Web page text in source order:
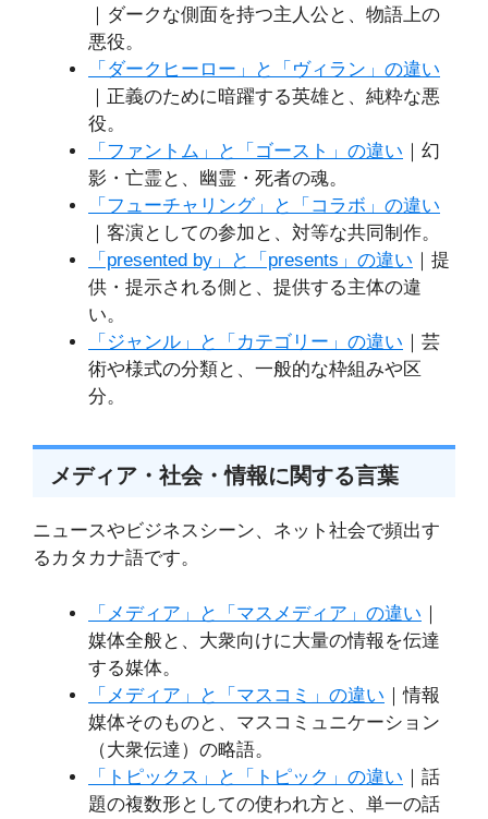
｜ダークな側面を持つ主人公と、物語上の
悪役。
「ダークヒーロー」と「ヴィラン」の違い
｜正義のために暗躍する英雄と、純粋な悪
役。
「ファントム」と「ゴースト」の違い ｜幻
影・亡霊と、幽霊・死者の魂。
「フューチャリング」と「コラボ」の違い
｜客演としての参加と、対等な共同制作。
「presented by」と「presents」の違い ｜提
供・提示される側と、提供する主体の違
い。
「ジャンル」と「カテゴリー」の違い ｜芸
術や様式の分類と、一般的な枠組みや区
分。
メディア・社会・情報に関する言葉
ニュースやビジネスシーン、ネット社会で頻出す
るカタカナ語です。
「メディア」と「マスメディア」の違い ｜
媒体全般と、大衆向けに大量の情報を伝達
する媒体。
「メディア」と「マスコミ」の違い ｜情報
媒体そのものと、マスコミュニケーション
（大衆伝達）の略語。
「トピックス」と「トピック」の違い ｜話
題の複数形としての使われ方と、単一の話